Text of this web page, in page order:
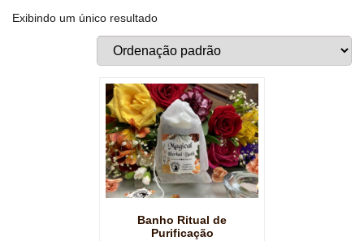
Exibindo um único resultado
Banho Ritual de
Purificação